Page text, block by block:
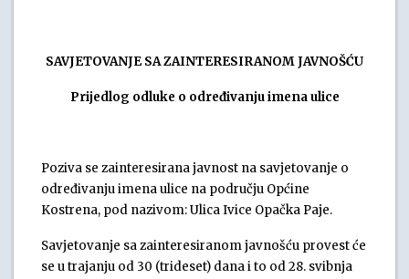
SAVJETOVANJE SA ZAINTERESIRANOM JAVNOŠĆU
Prijedlog odluke o određivanju imena ulice
Poziva se zainteresirana javnost na savjetovanje o
određivanju imena ulice na području Općine
Kostrena, pod nazivom: Ulica Ivice Opačka Paje.
Savjetovanje sa zainteresiranom javnošću provest će
se u trajanju od 30 (trideset) dana i to od 28. svibnja